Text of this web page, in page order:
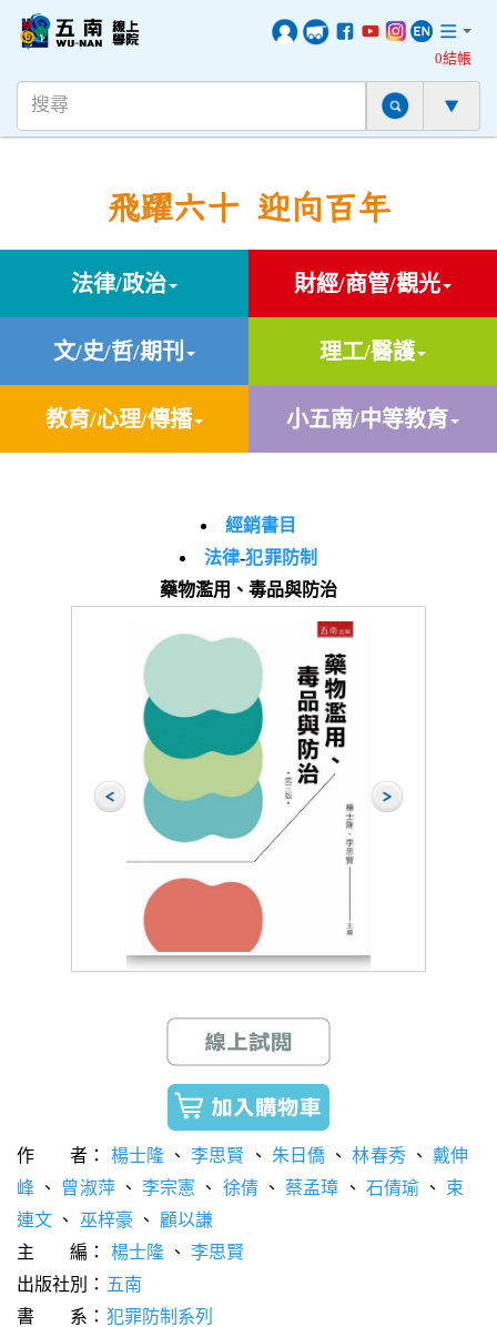
0結帳
飛躍六十 迎向百年
法律/政治 財經/商管/觀光
文/史/哲/期刊 理工/醫護
教育/心理/傳播 小五南/中等教育
經銷書目
法律-犯罪防制
藥物濫用、毒品與防治
作 者： 楊士隆、李思賢 、 朱日僑 、林春秀、戴伸
峰 、 曾淑萍、李宗憲 、 徐倩、蔡孟璋 、 石倩瑜 、 束
連文 、 巫梓豪 、 顧以謙
主 編： 楊士隆、李思賢
出版社別： 五南
書 系： 犯罪防制系列